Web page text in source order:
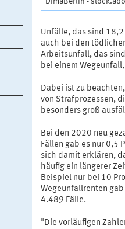
Unfälle, das sind
auch bei den
Arbeitsunfall, das
bei einem
Dabei ist zu
von Strafprozessen,
besonders groß
Bei den 2020 neu
Fällen gab es nur 0,5
sich damit erklären,
häufig ein längerer
Beispiel nur bei 10
Wegeunfallrenten
4.489 Fälle.
"Die vorläufigen